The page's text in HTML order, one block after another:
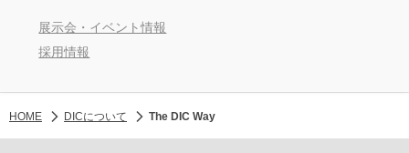
展示会・イベント情報
採用情報
HOME DICについて The DIC Way